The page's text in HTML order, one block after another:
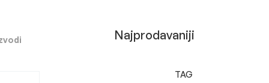
Najprodavaniji
TAG